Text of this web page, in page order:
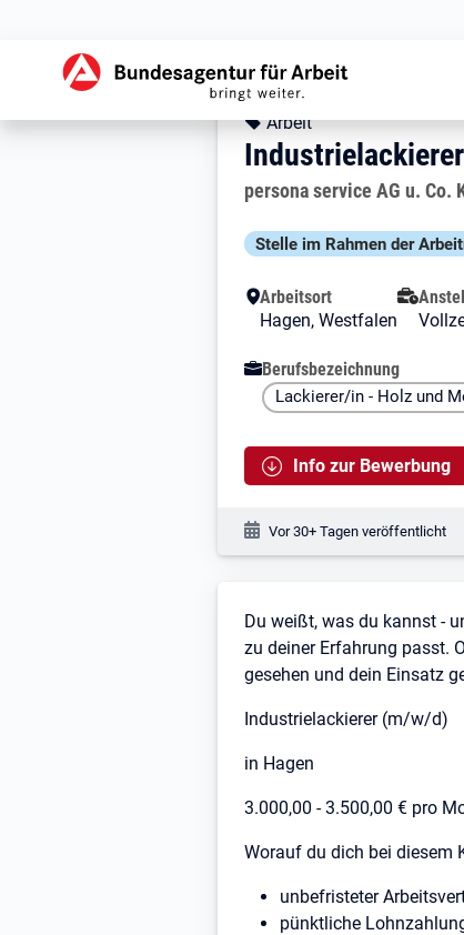
Stellendetails
Kopfbereich
Angebotsart:
Arbeit
Arbeitgeber:
persona service AG u. Co.
Besondere
Stelle im Rahmen der
Arbeitsort
Hagen, Westfalen
Berufsbezeichnung
Lackierer/in - Holz und
Info zur Bewerbung
Veröffentlichungsdatum:
Vor 30+ Tagen veröffentlicht
Stellenbeschreibung
Du weißt, was du kannst -
zu deiner Erfahrung passt.
gesehen und dein Einsatz
Industrielackierer (m/w/d)
in Hagen
3.000,00 - 3.500,00 € pro
Worauf du dich bei diesem
unbefristeter
pünktliche